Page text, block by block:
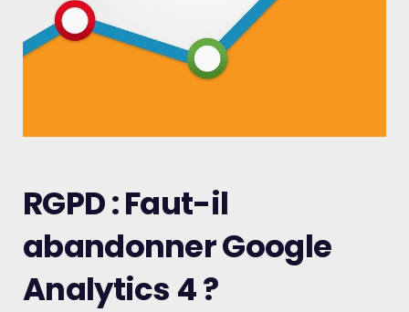
RGPD : Faut-il
abandonner Google
Analytics 4 ?